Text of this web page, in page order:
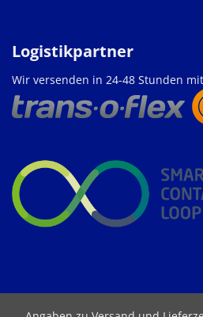
Logistikpartner
Wir versenden in 24-48 Stunden